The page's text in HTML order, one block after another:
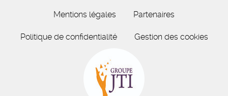
Mentions légales Partenaires
Politique de confidentialité Gestion des cookies